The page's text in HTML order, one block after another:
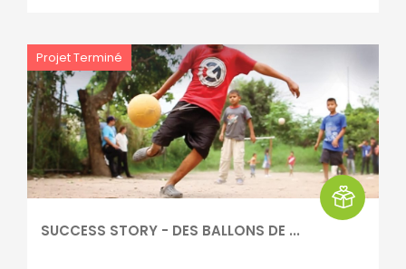
Projet Terminé
SUCCESS STORY - DES BALLONS DE ...